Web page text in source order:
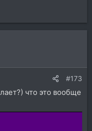
#173
что это вообще